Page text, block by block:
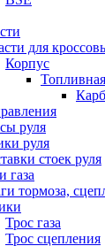
для
Корпус
руля
руля
стоек руля
газа
тормоза,
Трос газа
Трос сцепления